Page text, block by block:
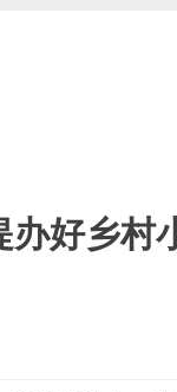
好乡村